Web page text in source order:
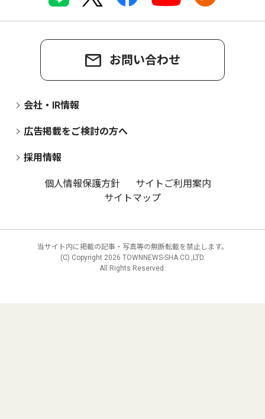
お問い合わせ
会社・IR情報
広告掲載をご検討の方へ
採用情報
個人情報保護方針
サイトご利用案内
サイトマップ
当サイト内に掲載の記事・写真等の無断転載を禁止します。
(C) Copyright 2026 TOWNNEWS-SHA CO.,LTD.
All Rights Reserved.